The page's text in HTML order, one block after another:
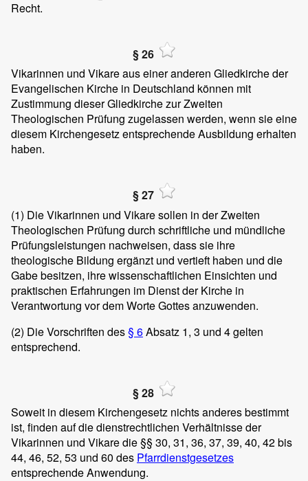
Recht.
§ 26
Vikarinnen und Vikare aus einer anderen Gliedkirche der
Evangelischen Kirche in Deutschland können mit
Zustimmung dieser Gliedkirche zur Zweiten
Theologischen Prüfung zugelassen werden, wenn sie eine
diesem Kirchengesetz entsprechende Ausbildung erhalten
haben.
§ 27
(1) Die Vikarinnen und Vikare sollen in der Zweiten
Theologischen Prüfung durch schriftliche und mündliche
Prüfungsleistungen nachweisen, dass sie ihre
theologische Bildung ergänzt und vertieft haben und die
Gabe besitzen, ihre wissenschaftlichen Einsichten und
praktischen Erfahrungen im Dienst der Kirche in
Verantwortung vor dem Worte Gottes anzuwenden.
(2) Die Vorschriften des§ 6Absatz 1, 3 und 4 gelten
entsprechend.
§ 28
Soweit in diesem Kirchengesetz nichts anderes bestimmt
ist, finden auf die dienstrechtlichen Verhältnisse der
Vikarinnen und Vikare die §§ 30, 31, 36, 37, 39, 40, 42 bis
44, 46, 52, 53 und 60 des Pfarrdienstgesetzes
entsprechende Anwendung.